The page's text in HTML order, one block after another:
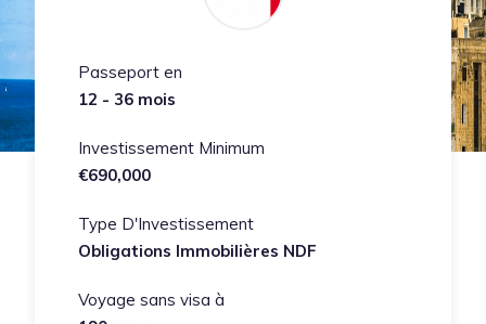
Passeport en
12 - 36 mois
Investissement Minimum
€690,000
Type D'Investissement
Obligations Immobilières NDF
Voyage sans visa à